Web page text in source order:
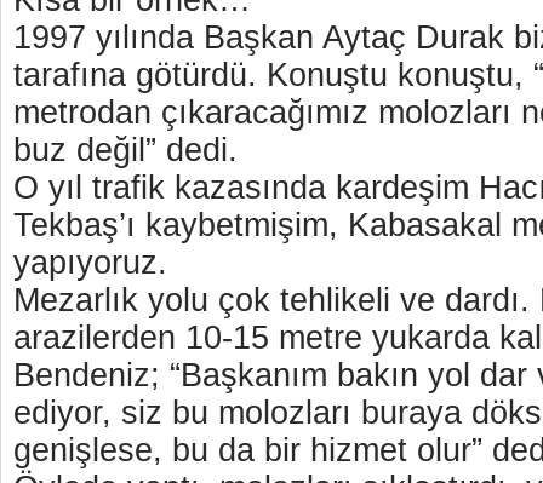
1997 yılında Başkan Aytaç Durak
tarafına götürdü. Konuştu konuştu,
metrodan çıkaracağımız molozları
buz değil” dedi.
O yıl trafik kazasında kardeşim
Tekbaş’ı kaybetmişim, Kabasakal
yapıyoruz.
Mezarlık yolu çok tehlikeli ve
arazilerden 10-15 metre yukarda
Bendeniz; “Başkanım bakın yol
ediyor, siz bu molozları buraya
genişlese, bu da bir hizmet olur”